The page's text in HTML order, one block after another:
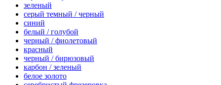
зеленый
серый темный / черный
синий
белый / голубой
черный / фиолетовый
красный
черный / бирюзовый
карбон / зеленый
белое золото